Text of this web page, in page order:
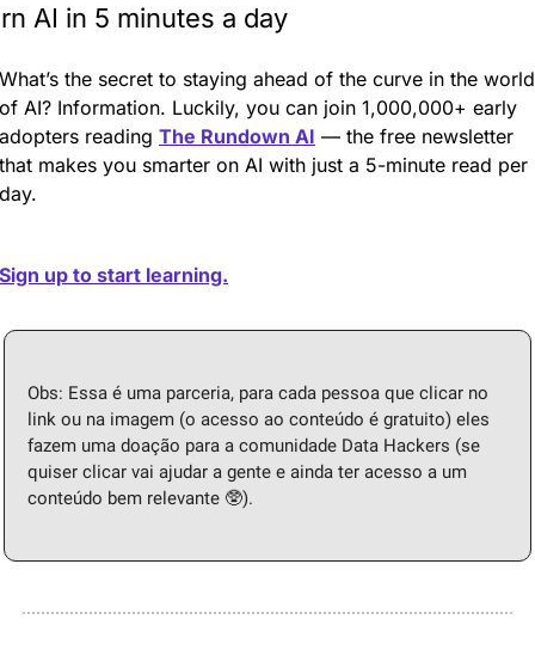
AI in 5 minutes a day
What’s the secret to staying ahead of the curve in the world
of AI? Information. Luckily, you can join 1,000,000+ early
adopters reading The Rundown AI — the free newsletter
that makes you smarter on AI with just a 5-minute read per
day.
Sign up to start learning.
Obs: Essa é uma parceria, para cada pessoa que clicar no
link ou na imagem (o acesso ao conteúdo é gratuito) eles
fazem uma doação para a comunidade Data Hackers (se
quiser clicar vai ajudar a gente e ainda ter acesso a um
conteúdo bem relevante 🥸).